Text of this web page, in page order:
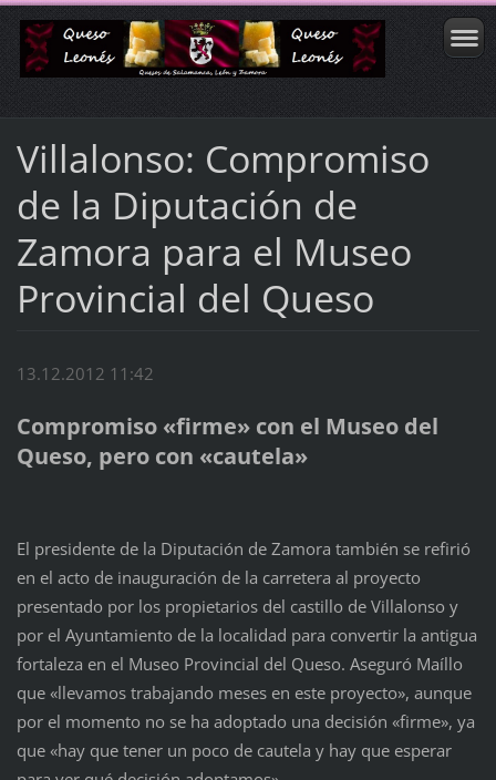
Villalonso: Compromiso
de la Diputación de
Zamora para el Museo
Provincial del Queso
13.12.2012 11:42
Compromiso «firme» con el Museo del
Queso, pero con «cautela»
El presidente de la Diputación de Zamora también se refirió
en el acto de inauguración de la carretera al proyecto
presentado por los propietarios del castillo de Villalonso y
por el Ayuntamiento de la localidad para convertir la antigua
fortaleza en el Museo Provincial del Queso. Aseguró Maíllo
que «llevamos trabajando meses en este proyecto», aunque
por el momento no se ha adoptado una decisión «firme», ya
que «hay que tener un poco de cautela y hay que esperar